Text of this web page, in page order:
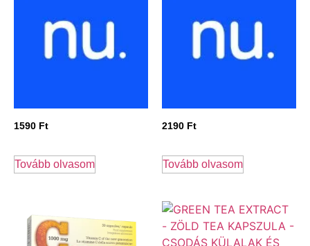
1590 Ft
Tovább olvasom
2190 Ft
Tovább olvasom